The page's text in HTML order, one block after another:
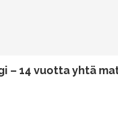
– 14 vuotta yhtä